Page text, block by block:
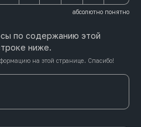
абсолютно понятно
по содержанию этой
ниже.
на этой странице. Спасибо!